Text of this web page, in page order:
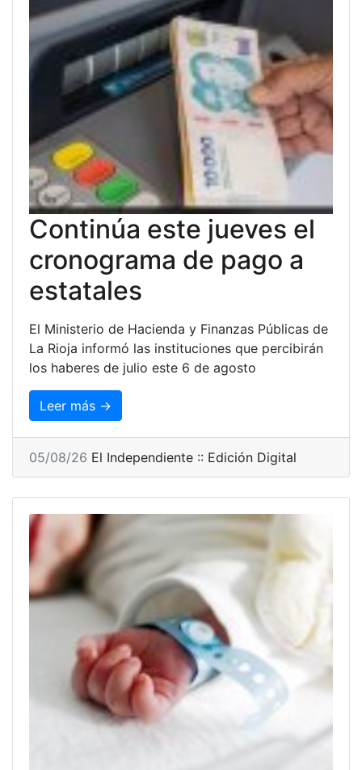
Continúa este jueves el
cronograma de pago a
estatales
El Ministerio de Hacienda y Finanzas Públicas de
La Rioja informó las instituciones que percibirán
los haberes de julio este 6 de agosto
Leer más →
05/08/26 El Independiente :: Edición Digital